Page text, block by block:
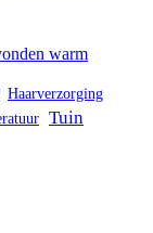
warm
Haarverzorging
Tuin